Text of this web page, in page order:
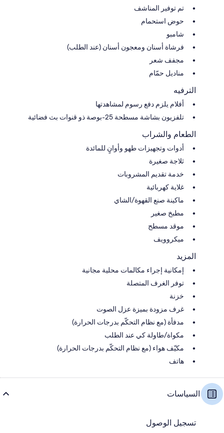
تم توفير المناشف
حوض استحمام
شامبو
فرشاة أسنان ومعجون أسنان (عند الطلب)
مجفف شعر
مناديل حمّام
الترفيه
أفلام يلزم دفع رسوم لمشاهدتها
تلفزيون بشاشة مسطحة 25-بوصة ذو قنوات بث فضائية
الطعام والشراب
أدوات وتجهيزات طهو وأوانٍ للمائدة
ثلاجة صغيرة
خدمة تقديم المشروبات
غلاية كهربائية
ماكينة صنع القهوة/الشاي
مطبخ صغير
موقد مسطح
ميكروويف
المزيد
إمكانية إجراء مكالمات محلية مجانية
توفر الغرف المتصلة
خزنة
غرف مزودة بميزة عزل الصوت
مدفأة (مع نظام التحكّم بدرجات الحرارة)
مكواة/طاولة كي عند الطلب
مكيّف هواء (مع نظام التحكّم بدرجات الحرارة)
هاتف
السياسات
تسجيل الوصول